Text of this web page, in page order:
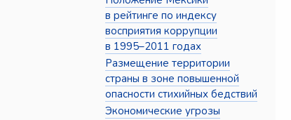
в рейтинге по индексу
восприятия коррупции
в 1995–2011 годах
Размещение территории
страны в зоне повышенной
опасности стихийных бедствий
Экономические угрозы